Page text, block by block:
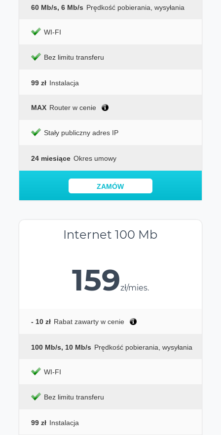
60 Mb/s, 6 Mb/s Prędkość pobierania, wysyłania
WI-FI
Bez limitu transferu
99 zł Instalacja
MAX Router w cenie
Stały publiczny adres IP
24 miesiące Okres umowy
ZAMÓW
Internet 100 Mb
159zł/mies.
- 10 zł Rabat zawarty w cenie
100 Mb/s, 10 Mb/s Prędkość pobierania, wysyłania
WI-FI
Bez limitu transferu
99 zł Instalacja